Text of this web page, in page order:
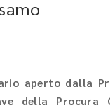
aperto dalla
della Procura